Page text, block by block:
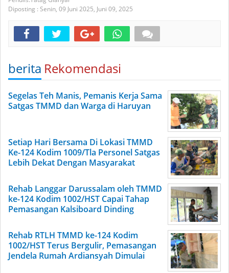
Diposting : Senin, 09 Juni 2025, Juni 09, 2025
berita Rekomendasi
Segelas Teh Manis, Pemanis Kerja Sama
Satgas TMMD dan Warga di Haruyan
Setiap Hari Bersama Di Lokasi TMMD
Ke-124 Kodim 1009/Tla Personel Satgas
Lebih Dekat Dengan Masyarakat
Rehab Langgar Darussalam oleh TMMD
ke-124 Kodim 1002/HST Capai Tahap
Pemasangan Kalsiboard Dinding
Rehab RTLH TMMD ke-124 Kodim
1002/HST Terus Bergulir, Pemasangan
Jendela Rumah Ardiansyah Dimulai